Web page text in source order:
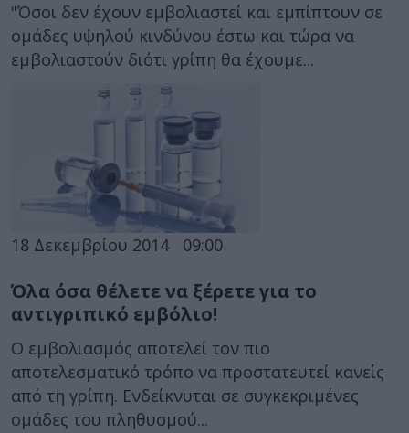
"Όσοι δεν έχουν εμβολιαστεί και εμπίπτουν σε
ομάδες υψηλού κινδύνου έστω και τώρα να
εμβολιαστούν διότι γρίπη θα έχουμε...
18 Δεκεμβρίου 2014 09:00
Όλα όσα θέλετε να ξέρετε για το
αντιγριπικό εμβόλιο!
Ο εμβολιασμός αποτελεί τον πιο
αποτελεσματικό τρόπο να προστατευτεί κανείς
από τη γρίπη. Ενδείκνυται σε συγκεκριμένες
ομάδες του πληθυσμού...